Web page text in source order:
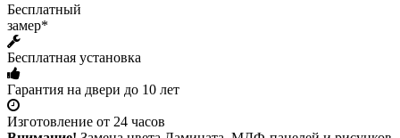
Бесплатный
замер*
Бесплатная установка
Гарантия на двери до 10 лет
Изготовление от 24 часов